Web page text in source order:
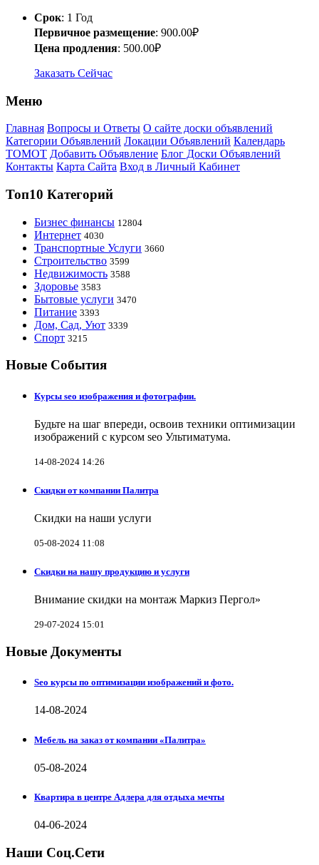
Срок: 1 Год
Первичное размещение: 900.00₽
Цена продления: 500.00₽
Заказать Сейчас
Меню
Главная Вопросы и Ответы О сайте доски объявлений
Категории Объявлений Локации Объявлений Календарь
ТОМОТ Добавить Объявление Блог Доски Объявлений
Контакты Карта Сайта Вход в Личный Кабинет
Топ10 Категорий
Бизнес финансы 12804
Интернет 4030
Транспортные Услуги 3660
Строительство 3599
Недвижимость 3588
Здоровье 3583
Бытовые услуги 3470
Питание 3393
Дом, Сад, Уют 3339
Спорт 3215
Новые События
Курсы seo изображения и фотографии.
Будьте на шаг впереди, освоив техники оптимизации
изображений с курсом seo Ультиматума.
14-08-2024 14:26
Скидки от компании Палитра
Скидки на наши услуги
05-08-2024 11:08
Скидки на нашу продукцию и услуги
Внимание скидки на монтаж Маркиз Пергол»
29-07-2024 15:01
Новые Документы
Seo курсы по оптимизации изображений и фото.
14-08-2024
Мебель на заказ от компании «Палитра»
05-08-2024
Квартира в центре Адлера для отдыха мечты
04-06-2024
Наши Соц.Сети